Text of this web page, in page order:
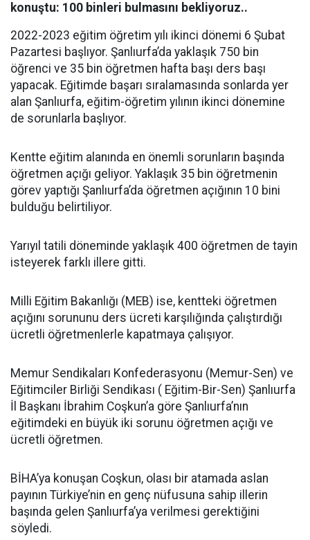
konuştu: 100 binleri bulmasını bekliyoruz..
2022-2023 eğitim öğretim yılı ikinci dönemi 6 Şubat
Pazartesi başlıyor. Şanlıurfa’da yaklaşık 750 bin
öğrenci ve 35 bin öğretmen hafta başı ders başı
yapacak. Eğitimde başarı sıralamasında sonlarda yer
alan Şanlıurfa, eğitim-öğretim yılının ikinci dönemine
de sorunlarla başlıyor.
Kentte eğitim alanında en önemli sorunların başında
öğretmen açığı geliyor. Yaklaşık 35 bin öğretmenin
görev yaptığı Şanlıurfa’da öğretmen açığının 10 bini
bulduğu belirtiliyor.
Yarıyıl tatili döneminde yaklaşık 400 öğretmen de tayin
isteyerek farklı illere gitti.
Milli Eğitim Bakanlığı (MEB) ise, kentteki öğretmen
açığını sorununu ders ücreti karşılığında çalıştırdığı
ücretli öğretmenlerle kapatmaya çalışıyor.
Memur Sendikaları Konfederasyonu (Memur-Sen) ve
Eğitimciler Birliği Sendikası ( Eğitim-Bir-Sen) Şanlıurfa
İl Başkanı İbrahim Coşkun’a göre Şanlıurfa’nın
eğitimdeki en büyük iki sorunu öğretmen açığı ve
ücretli öğretmen.
BİHA’ya konuşan Coşkun, olası bir atamada aslan
payının Türkiye’nin en genç nüfusuna sahip illerin
başında gelen Şanlıurfa’ya verilmesi gerektiğini
söyledi.